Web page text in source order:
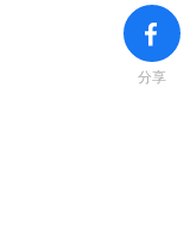
分享